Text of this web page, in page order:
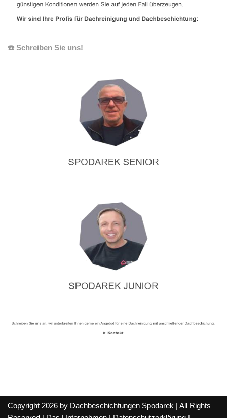
☎️ Schreiben Sie uns!
Copyright 2026 by Dachbeschichtungen Spodarek | All Rights